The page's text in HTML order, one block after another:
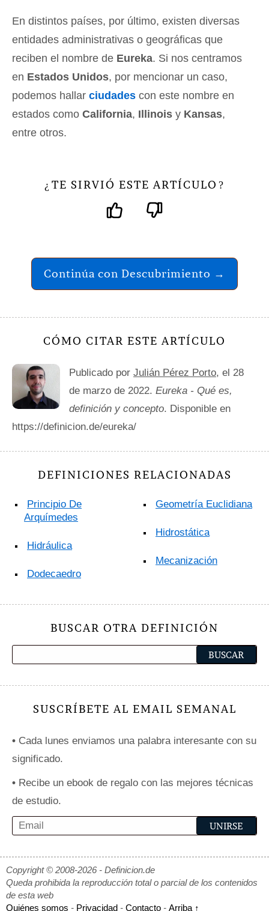
En distintos países, por último, existen diversas
entidades administrativas o geográficas que
reciben el nombre de Eureka. Si nos centramos
en Estados Unidos, por mencionar un caso,
podemos hallar ciudades con este nombre en
estados como California, Illinois y Kansas,
entre otros.
¿ TE SIRVIÓ ESTE ARTÍCULO ?
Continúa con Descubrimiento →
CÓMO CITAR ESTE ARTÍCULO
Publicado por Julián Pérez Porto, el 28
de marzo de 2022. Eureka - Qué es,
definición y concepto. Disponible en
https://definicion.de/eureka/
DEFINICIONES RELACIONADAS
Principio De
Arquímedes
Hidráulica
Dodecaedro
Geometría Euclidiana
Hidrostática
Mecanización
BUSCAR OTRA DEFINICIÓN
SUSCRÍBETE AL EMAIL SEMANAL
• Cada lunes enviamos una palabra interesante con su
significado.
• Recibe un ebook de regalo con las mejores técnicas
de estudio.
Copyright © 2008-2026 - Definicion.de
Queda prohibida la reproducción total o parcial de los contenidos
de esta web
Quiénes somos - Privacidad - Contacto - Arriba ↑